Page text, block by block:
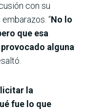
con su
“No lo
que esa
alguna
la
fue lo que